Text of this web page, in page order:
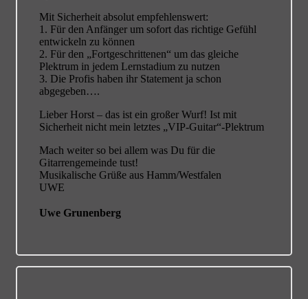
Mit Sicherheit absolut empfehlenswert:
1. Für den Anfänger um sofort das richtige Gefühl
entwickeln zu können
2. Für den „Fortgeschrittenen“ um das gleiche
Plektrum in jedem Lernstadium zu nutzen
3. Die Profis haben ihr Statement ja schon
abgegeben….
Lieber Horst – das ist ein großer Wurf! Ist mit
Sicherheit nicht mein letztes „VIP-Guitar“-Plektrum
Mach weiter so bei allem was Du für die
Gitarrengemeinde tust!
Musikalische Grüße aus Hamm/Westfalen
UWE
Uwe Grunenberg